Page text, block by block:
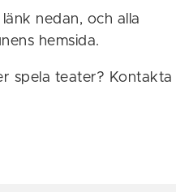
nedan, och alla
hemsida.
spela teater? Kontakta